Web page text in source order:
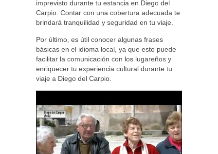
imprevisto durante tu estancia en Diego del
Carpio. Contar con una cobertura adecuada te
brindará tranquilidad y seguridad en tu viaje.
Por último, es útil conocer algunas frases
básicas en el idioma local, ya que esto puede
facilitar la comunicación con los lugareños y
enriquecer tu experiencia cultural durante tu
viaje a Diego del Carpio.